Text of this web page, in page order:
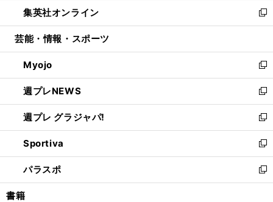
く
で
開
ド
ウ
開
く
ィ
ン
ウ
で
開
く
い
ウ
ン
ド
ウ
で
開
く
集英社オンライン
新
し
ウ
ィ
ン
ド
ウ
で
開
く
芸能・情報・スポーツ
Myojo
新
し
い
ウ
ィ
ン
ド
ウ
で
開
週プレNEWS
新
し
い
ウ
ィ
ン
ド
ウ
週プレ グラジャパ!
新
し
い
ウ
ィ
ン
Sportiva
新
し
い
ウ
パラスポ
新
し
書籍